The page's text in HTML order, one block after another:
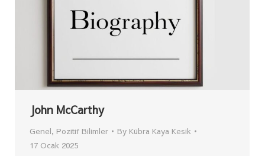
John McCarthy
Genel, Pozitif Bilimler By Kübra Kaya Kesik
17 Ocak 2025